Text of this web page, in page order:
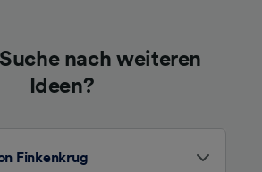
nach weiteren
Ideen?
Finkenkrug
Sie uns gebeten haben, Ihr
zu verfolgen.
Standortdaten.